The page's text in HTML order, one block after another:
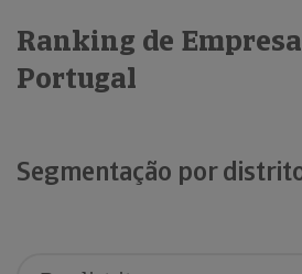
Ranking de
Portugal
Segmentação por